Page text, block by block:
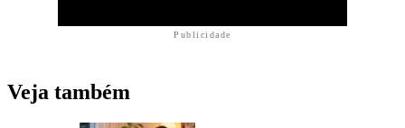
Publicidade
Veja também